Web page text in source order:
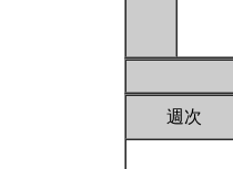
週次